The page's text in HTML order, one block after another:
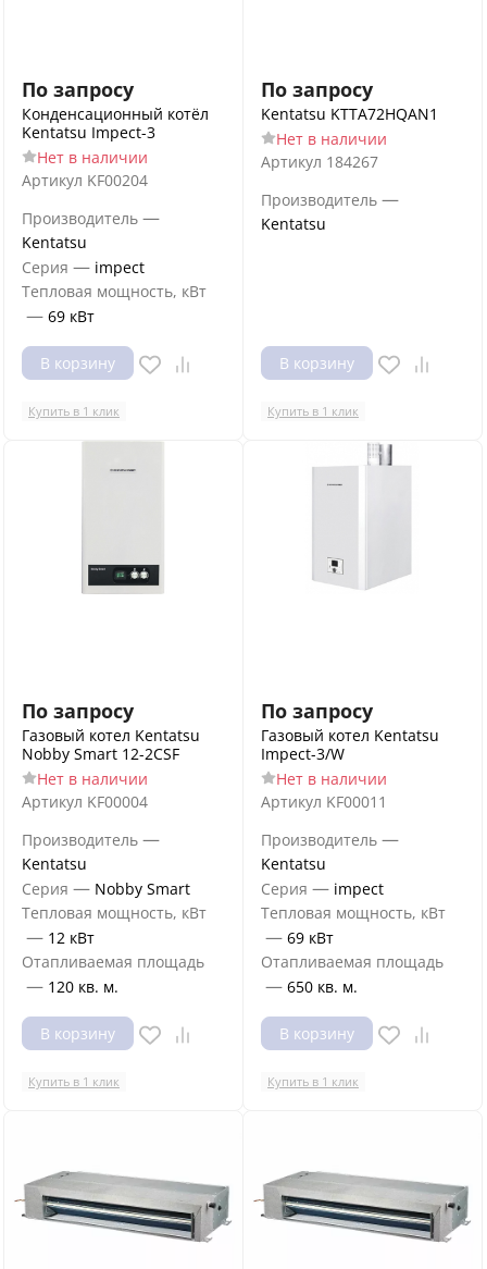
По запросу
Конденсационный котёл
Kentatsu Impect-3
Нет в наличии
Артикул KF00204
Производитель —
Kentatsu
Серия — impect
Тепловая мощность, кВт
— 69 кВт
В корзину
Купить в 1 клик
По запросу
Kentatsu KTTA72HQAN1
Нет в наличии
Артикул 184267
Производитель —
Kentatsu
В корзину
Купить в 1 клик
По запросу
Газовый котел Kentatsu
Nobby Smart 12-2CSF
Нет в наличии
Артикул KF00004
Производитель —
Kentatsu
Серия — Nobby Smart
Тепловая мощность, кВт
— 12 кВт
Отапливаемая площадь
— 120 кв. м.
В корзину
Купить в 1 клик
По запросу
Газовый котел Kentatsu
Impect-3/W
Нет в наличии
Артикул KF00011
Производитель —
Kentatsu
Серия — impect
Тепловая мощность, кВт
— 69 кВт
Отапливаемая площадь
— 650 кв. м.
В корзину
Купить в 1 клик